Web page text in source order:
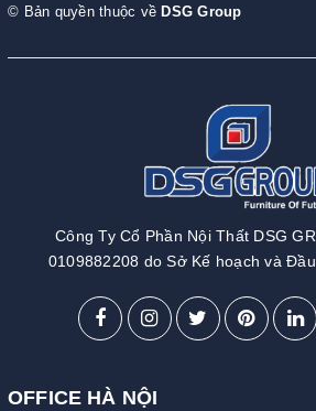
© Bản quyền thuộc về DSG Group
Công Ty Cổ Phần Nội Thất DSG
0109882208 do Sở Kế hoạch và
OFFICE HÀ NỘI